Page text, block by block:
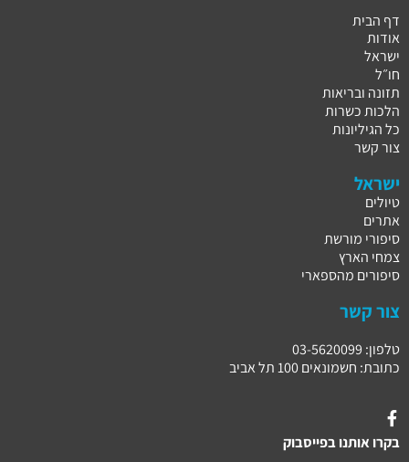
דף הבית
אודות
ישראל
חו״ל
תזונה ובריאות
הלכות כשרות
כל הגיליונות
צור קשר
ישראל
טיולים
אתרים
סיפורי מורשת
צמחי הארץ
סיפורים מהספארי
צור קשר
טלפון: 03-5620099
כתובת: חשמונאים 100 תל אביב
בקרו אותנו בפייסבוק